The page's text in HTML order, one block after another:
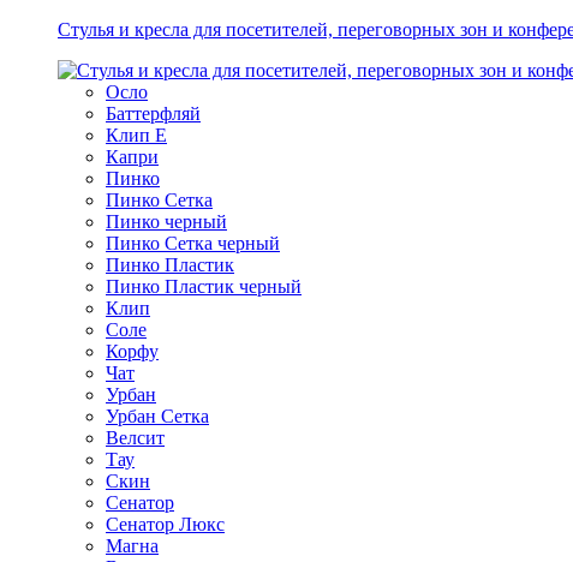
Стулья и кресла для посетителей, переговорных зон и
Осло
Баттерфляй
Клип Е
Капри
Пинко
Пинко Сетка
Пинко черный
Пинко Сетка черный
Пинко Пластик
Пинко Пластик черный
Клип
Соле
Корфу
Чат
Урбан
Урбан Сетка
Велсит
Тау
Скин
Сенатор
Сенатор Люкс
Магна